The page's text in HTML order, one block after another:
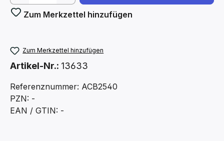
Zum Merkzettel hinzufügen
Zum Merkzettel hinzufügen
Artikel-Nr.: 13633
Referenznummer: ACB2540
PZN: -
EAN / GTIN: -